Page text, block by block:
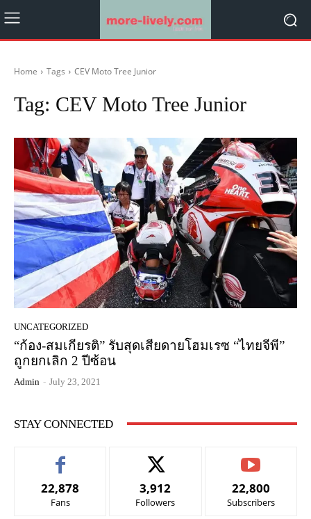
Home Tags CEV Moto Tree Junior
Tag: CEV Moto Tree Junior
UNCATEGORIZED
“ก้อง-สมเกียรติ” รับสุดเสียดายโฮมเรซ “ไทยจีพี”
ถูกยกเลิก 2 ปีซ้อน
Admin - July 23, 2021
STAY CONNECTED
22,878
Fans
3,912
Followers
22,800
Subscribers